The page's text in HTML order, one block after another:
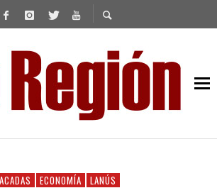
ECONOMÍA LANÚS